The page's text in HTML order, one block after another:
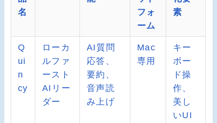
名
フォ
ーム
素
Q
ui
n
cy
ローカ
ルファ
ースト
AIリー
ダー
AI質問
応答、
要約、
音声読
み上げ
Mac
専用
キー
ボー
ド操
作、
美し
いUI